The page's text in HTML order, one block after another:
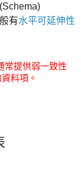
有水平可延伸性
常提供弱一致性
料項。